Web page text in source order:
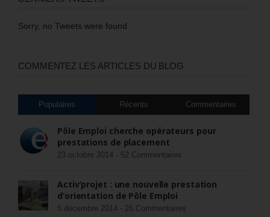
Sorry, no Tweets were found.
COMMENTEZ LES ARTICLES DU BLOG
Populaires Récents Commentaires
Pôle Emploi cherche opérateurs pour
prestations de placement
23 octobre 2014 - 52 Commentaires
Activ’projet : une nouvelle prestation
d’orientation de Pôle Emploi
5 décembre 2014 - 26 Commentaires